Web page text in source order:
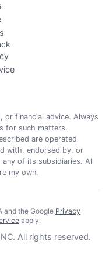
or financial advice. Always
for such matters.
are operated
with, endorsed by, or
any of its subsidiaries. All
my own.
and the Google Privacy
apply.
All rights reserved.